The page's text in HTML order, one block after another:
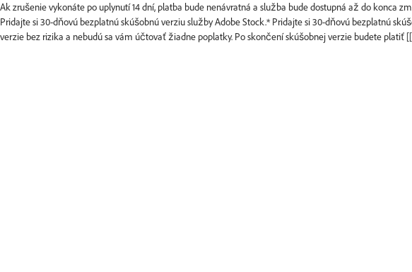
Ak zrušenie vykonáte po uplynutí 14 dní, platba bude nenávratná a služba bude dostupná až do konca
Pridajte si 30-dňovú bezplatnú skúšobnú verziu služby Adobe Stock.* Pridajte si 30-dňovú bezplatnú
verzie bez rizika a nebudú sa vám účtovať žiadne poplatky. Po skončení skúšobnej verzie budete platiť